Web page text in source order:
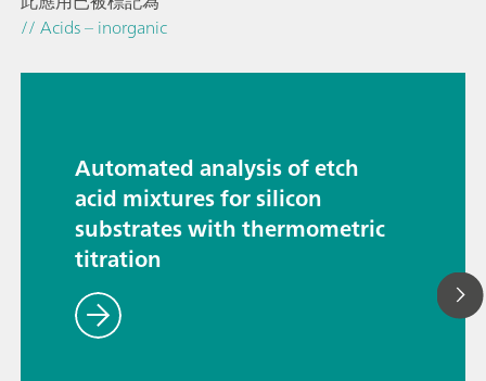
// Acids – inorganic
Automated analysis of etch
acid mixtures for silicon
substrates with thermometric
titration